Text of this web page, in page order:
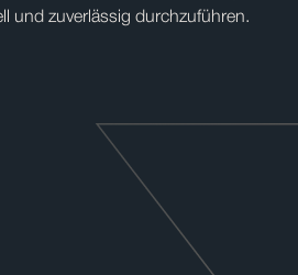
und zuverlässig durchzuführen.